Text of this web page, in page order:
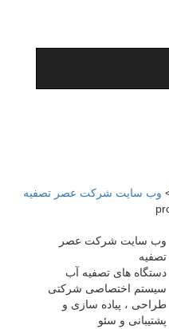
وب سایت شرکت عصر تصفیه
وب سایت شرکت عصر
تصفیه
دستگاه های تصفیه آب
سیستم اختصاصی شرکتی
طراحی ، پیاده سازی و
پشتیبانی و سئو